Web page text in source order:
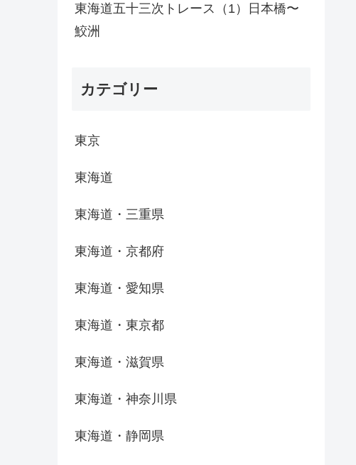
東海道五十三次トレース（1）日本橋〜
鮫洲
カテゴリー
東京
東海道
東海道・三重県
東海道・京都府
東海道・愛知県
東海道・東京都
東海道・滋賀県
東海道・神奈川県
東海道・静岡県